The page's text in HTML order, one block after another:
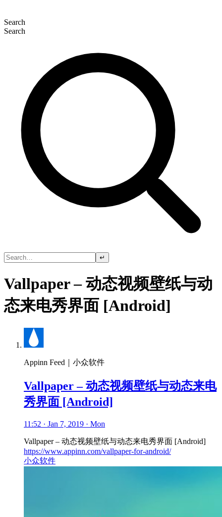
Search
Search
↵
Vallpaper – 动态视频壁纸与动
态来电秀界面 [Android]
Appinn Feed｜小众软件
Vallpaper – 动态视频壁纸与动态来电
秀界面 [Android]
11:52 · Jan 7, 2019 · Mon
Vallpaper – 动态视频壁纸与动态来电秀界面 [Android]
https://www.appinn.com/vallpaper-for-android/
小众软件